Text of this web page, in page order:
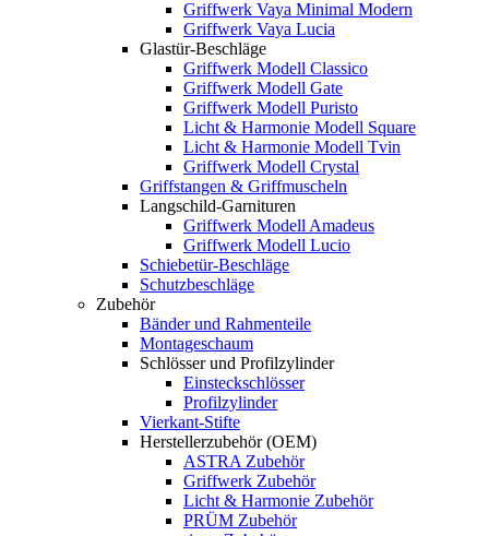
Griffwerk Vaya Minimal Modern
Griffwerk Vaya Lucia
Glastür-Beschläge
Griffwerk Modell Classico
Griffwerk Modell Gate
Griffwerk Modell Puristo
Licht & Harmonie Modell Square
Licht & Harmonie Modell Tvin
Griffwerk Modell Crystal
Griffstangen & Griffmuscheln
Langschild-Garnituren
Griffwerk Modell Amadeus
Griffwerk Modell Lucio
Schiebetür-Beschläge
Schutzbeschläge
Zubehör
Bänder und Rahmenteile
Montageschaum
Schlösser und Profilzylinder
Einsteckschlösser
Profilzylinder
Vierkant-Stifte
Herstellerzubehör (OEM)
ASTRA Zubehör
Griffwerk Zubehör
Licht & Harmonie Zubehör
PRÜM Zubehör